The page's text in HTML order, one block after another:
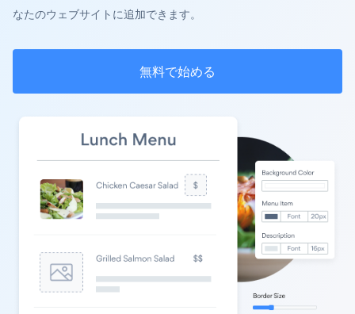
なたのウェブサイトに追加できます。
無料で始める